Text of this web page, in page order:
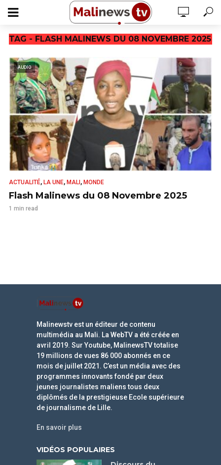
TAG - FLASH MALINEWS DU 08 NOVEMBRE 2025
AUDIO
ACTUALITÉ, LA UNE, MALI , MONDE
Flash Malinews du 08 Novembre 2025
1 min read
Malinewstv est un éditeur de contenu
multimédia au Mali. La WebTV a été créée en
avril 2019. Sur Youtube, MalinewsTV totalise
19 millions de vues 86 000 abonnés en ce
mois de juillet 2021. C’est un média avec des
programmes innovants fondé par deux
jeunes journalistes maliens tous deux
diplômés de la prestigieuse Ecole supérieure
de journalisme de Lille.
En savoir plus
VIDÉOS POPULAIRES